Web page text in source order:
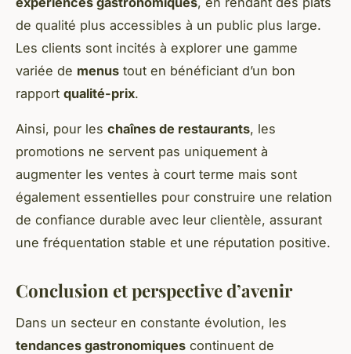
de qualité plus accessibles à un public plus large.
Les clients sont incités à explorer une gamme
variée de menus tout en bénéficiant d’un bon
rapport qualité-prix.
Ainsi, pour les chaînes de restaurants, les
promotions ne servent pas uniquement à
augmenter les ventes à court terme mais sont
également essentielles pour construire une relation
de confiance durable avec leur clientèle, assurant
une fréquentation stable et une réputation positive.
Conclusion et perspective d’avenir
Dans un secteur en constante évolution, les
tendances gastronomiques continuent de